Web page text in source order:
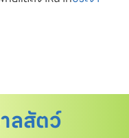
ลสัตว์